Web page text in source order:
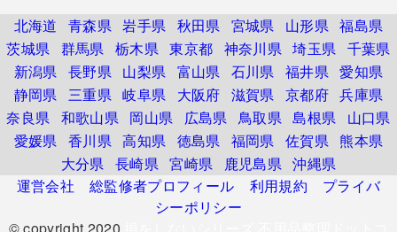
北海道 青森県 岩手県 秋田県 宮城県 山形県 福島県
茨城県 群馬県 栃木県 東京都 神奈川県 埼玉県 千葉県
新潟県 長野県 山梨県 富山県 石川県 福井県 愛知県
静岡県 三重県 岐阜県 大阪府 滋賀県 京都府 兵庫県
奈良県 和歌山県 岡山県 広島県 鳥取県 島根県
山口県
愛媛県 香川県 高知県 徳島県 福岡県 佐賀県 熊本県
大分県 長崎県 宮崎県 鹿児島県 沖縄県
運営会社
総監修者プロフィール 利用規約
プライバ
シーポリシー